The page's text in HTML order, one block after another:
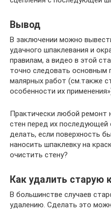
Вывод
В заключении можно
удачного шпаклевания и
правилам, а видео в этой
точно следовать основным
малярных работ (см.также
особенности их
Практически любой ремонт
стен перед их
делать, если поверхность
наносить шпаклевку на
очистить стену?
Как удалить старую
В большинстве случаев
удалению. Сделать это